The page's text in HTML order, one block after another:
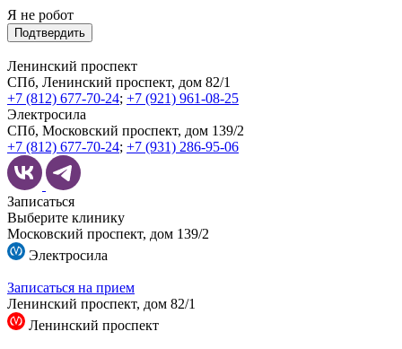
Я не робот
Подтвердить
Ленинский проспект
СПб, Ленинский проспект, дом 82/1
+7 (812) 677-70-24; +7 (921) 961-08-25
Электросила
СПб, Московский проспект, дом 139/2
+7 (812) 677-70-24; +7 (931) 286-95-06
Записаться
Выберите клинику
Московский проспект, дом 139/2
Электросила
Записаться на прием
Ленинский проспект, дом 82/1
Ленинский проспект